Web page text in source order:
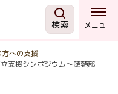
検索 メニュー
への支援
支援シンポジウム～頭頸部